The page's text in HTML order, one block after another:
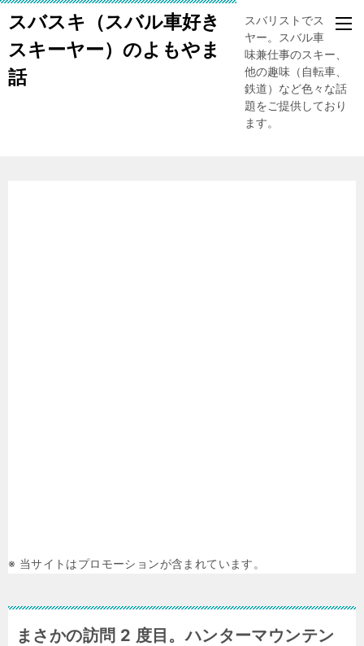
スバスキ（スバル車好き
スキーヤー）のよもやま
話
スバリストでスキー
ヤー。スバル車、趣
味兼仕事のスキー、
他の趣味（自転車、
鉄道）など色々な話
題をご提供しており
ます。
※ 当サイトはプロモーションが含まれています。
まさかの訪問 2 度目。ハンターマウンテン